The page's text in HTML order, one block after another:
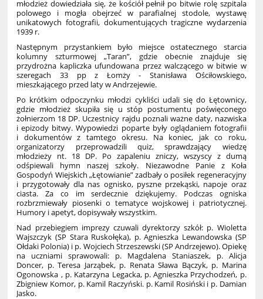
młodzież dowiedziała się, że kościół pełnił po bitwie rolę szpitala
polowego i mogła obejrzeć w parafialnej stodole, wystawę
unikatowych fotografii, dokumentujących tragiczne wydarzenia
1939 r.
Następnym przystankiem było miejsce ostatecznego starcia
kolumny szturmowej „Taran”, gdzie obecnie znajduje się
przydrożna kapliczka ufundowana przez walczącego w bitwie w
szeregach 33 pp z Łomży - Stanisława Ościłowskiego,
mieszkającego przed laty w Andrzejewie.
Po krótkim odpoczynku młodzi cykliści udali się do Łętownicy,
gdzie młodzież skupiła się u stóp postumentu poświęconego
żołnierzom 18 DP. Uczestnicy rajdu poznali ważne daty, nazwiska
i epizody bitwy. Wypowiedzi poparte były oglądaniem fotografii
i dokumentów z tamtego okresu. Na koniec, jak co roku,
organizatorzy przeprowadzili quiz, sprawdzający wiedzę
młodzieży nt. 18 DP. Po zapaleniu zniczy, wszyscy z dumą
odśpiewali hymn naszej szkoły. Niezawodne Panie z Koła
Gospodyń Wiejskich „Łętowianie” zadbały o posiłek regeneracyjny
i przygotowały dla nas ognisko, pyszne przekąski, napoje oraz
ciasta. Za co im serdecznie dziękujemy. Podczas ogniska
rozbrzmiewały piosenki o tematyce wojskowej i patriotycznej.
Humory i apetyt, dopisywały wszystkim.
Nad przebiegiem imprezy czuwali dyrektorzy szkół: p. Wioletta
Wajszczyk (SP Stara Ruskołęka), p. Agnieszka Lewandowska (SP
Ołdaki Polonia) i p. Wojciech Strzeszewski (SP Andrzejewo). Opiekę
na uczniami sprawowali: p. Magdalena Staniaszek, p. Alicja
Doncer, p. Teresa Jarząbek, p. Renata Sława Bączyk, p. Marina
Ogonowska , p. Katarzyna Legacka, p. Agnieszka Przychodzeń, p.
Zbigniew Komor, p. Kamil Raczyński. p. Kamil Rosiński i p. Damian
Jasko.